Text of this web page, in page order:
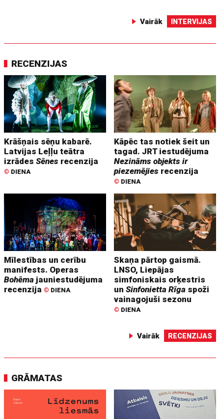
Vairāk INTERVIJAS
RECENZIJAS
Krāšņais sēņu kabarē.
Latvijas Leļļu teātra
izrādesSēnes recenzija
© DIENA
Kāpēc tas notiek šeit un
tagad. JRT iestudējuma
Nezināms objekts ir
piezemējies recenzija
© DIENA
Mīlestības un cerību
manifests. Operas
Bohēma jauniestudējuma
recenzija © DIENA
Skaņa pārtop gaismā.
LNSO, Liepājas
simfoniskais orķestris
unSinfonietta Rīga spoži
vainagojuši sezonu
© DIENA
Vairāk RECENZIJAS
GRĀMATAS